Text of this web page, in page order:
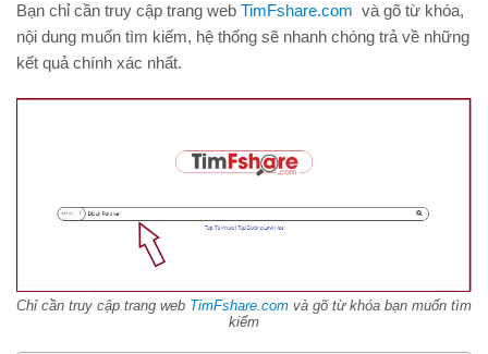
Bạn chỉ cần truy cập trang web TimFshare.com và gõ từ khóa,
nội dung muốn tìm kiếm, hệ thống sẽ nhanh chóng trả về những
kết quả chính xác nhất.
Chỉ cần truy cập trang web TimFshare.com và gõ từ khóa bạn muốn tìm
kiếm